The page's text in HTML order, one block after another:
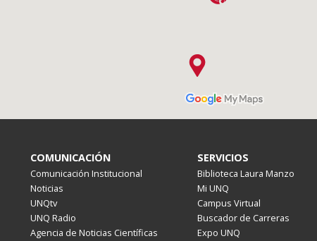
COMUNICACIÓN
Comunicación Institucional
Noticias
UNQtv
UNQ Radio
Agencia de Noticias Científicas
SERVICIOS
Biblioteca Laura Manzo
Mi UNQ
Campus Virtual
Buscador de Carreras
Expo UNQ